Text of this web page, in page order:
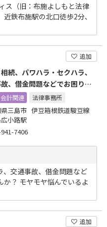
ス（旧：布施よしもと法律
鉄布施駅の北口徒歩2分、
追加
続、パワハラ・セクハラ、
、借金問題などでお困りの
じありませんか
計関連 法律事務所
三島市 伊豆箱根鉄道駿豆線
小路駅
7406
、交通事故、借金問題など
？ モヤモヤ悩んでいるよ
追加